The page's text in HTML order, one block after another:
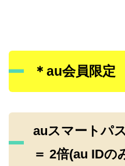
＊au会員限定
auスマートパ
＝ 2倍(au IDの